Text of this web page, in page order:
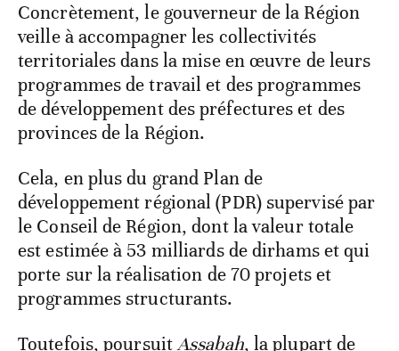
Concrètement, le gouverneur de la Région
veille à accompagner les collectivités
territoriales dans la mise en œuvre de leurs
programmes de travail et des programmes
de développement des préfectures et des
provinces de la Région.
Cela, en plus du grand Plan de
développement régional (PDR) supervisé par
le Conseil de Région, dont la valeur totale
est estimée à 53 milliards de dirhams et qui
porte sur la réalisation de 70 projets et
programmes structurants.
Toutefois, poursuitAssabah, la plupart de